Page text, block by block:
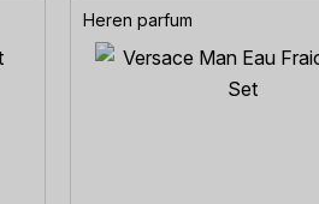
Heren parfum